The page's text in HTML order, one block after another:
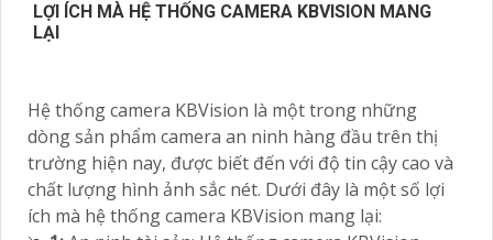
LỢI ÍCH MÀ HỆ THỐNG CAMERA KBVISION MANG
LẠI
Hệ thống camera KBVision là một trong những
dòng sản phẩm camera an ninh hàng đầu trên thị
trường hiện nay, được biết đến với độ tin cậy cao và
chất lượng hình ảnh sắc nét. Dưới đây là một số lợi
ích mà hệ thống camera KBVision mang lại: